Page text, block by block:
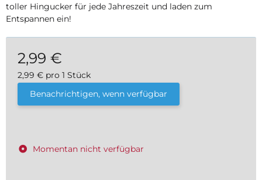
toller Hingucker für jede Jahreszeit und laden zum
Entspannen ein!
2,99 €
2,99 € pro 1 Stück
inkl. 19% USt. , zzgl.
Benachrichtigen, wenn verfügbar
Momentan nicht verfügbar